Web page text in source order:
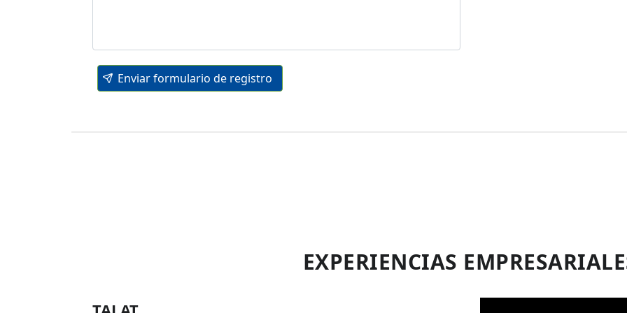
Enviar formulario de registro
EXPERIENCIAS